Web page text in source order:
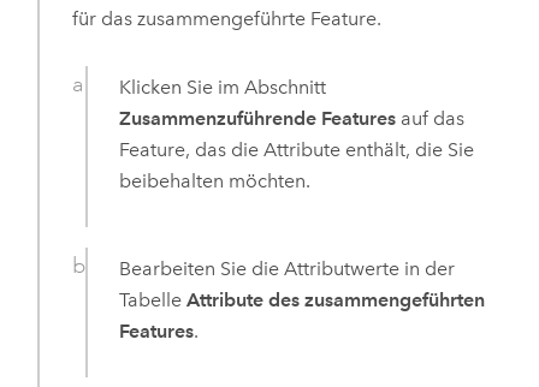
für das zusammengeführte Feature.
Klicken Sie im Abschnitt
Zusammenzuführende Features auf das
Feature, das die Attribute enthält, die Sie
beibehalten möchten.
Bearbeiten Sie die Attributwerte in der
TabelleAttribute des zusammengeführten
Features.